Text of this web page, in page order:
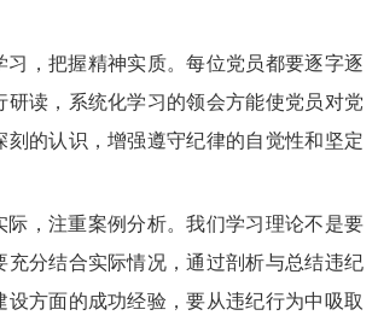
习，把握精神实质。每位党员都要逐字逐
研读，系统化学习的领会方能使党员对党
刻的认识，增强遵守纪律的自觉性和坚定
际，注重案例分析。我们学习理论不是要
充分结合实际情况，通过剖析与总结违纪
设方面的成功经验，要从违纪行为中吸取